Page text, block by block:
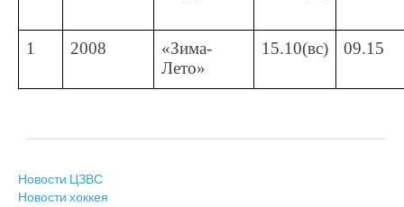
1 2008
«Зима-
Лето»
15.10(вс) 09.15
Новости ЦЗВС
Новости хоккея